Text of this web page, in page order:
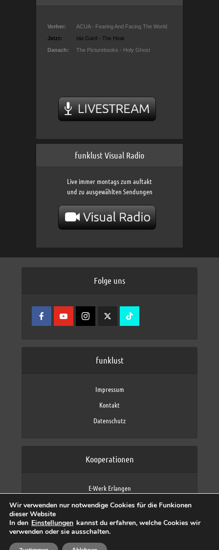
funklust Visual Radio
Live immer montags zum auftakt
und zu ausgewählten Sendungen
Folge uns
funklust
Impressum
Kontakt
Datenschutz
Kooperationen
E-Werk Erlangen
Fraunhofer IIS
max neo (AFK max)
Wir verwenden nur notwendige Cookies für die Funkionen
dieser Website
In den Einstellungen kannst du erfahren, welche Cookies wir
verwenden oder sie ausschalten.